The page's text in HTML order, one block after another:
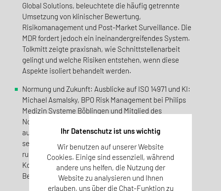
Global Solutions, beleuchtete die häufig getrennte
Umsetzung von klinischer Bewertung,
Risikomanagement und Post-Market Surveillance. Die
MDR fordert jedoch ein ineinandergreifendes System.
Tolkmitt zeigte praxisnah, wie Schnittstellenarbeit
gelingt und welche Risiken entstehen, wenn diese
Aspekte isoliert behandelt werden.
Normung und Zukunft: Ausblicke auf ISO 14971 und KI:
Michael Asmalsky, BPO Risk Management bei Philips
Medizin Systeme Böblingen und Mitglied des
Normungsausschusses ISO TC 210 JWG1, zog Bilanz
aus 25 Jahren Risikomanagementpraxis. Er gab
seltene Einblicke in kommende Normungsaktivitäten
rund um ISO 14971 – von KI über
Kombinationsprodukte bis zur Schärfung des Risk-
Benefit-Konzepts.
Ihr Datenschutz ist uns wichtig
Wir benutzen auf unserer Website
Cookies. Einige sind essenziell, während
andere uns helfen, die Nutzung der
Website zu analysieren und Ihnen
erlauben, uns über die Chat-Funktion zu